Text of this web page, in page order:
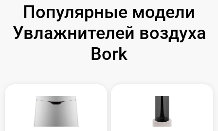
Популярные модели
Увлажнителей воздуха
Bork